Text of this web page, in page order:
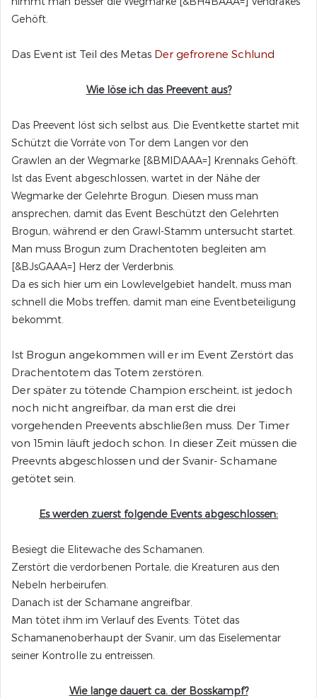
Gehöft.
Das Event ist Teil des Metas Der gefrorene Schlund
Wie löse ich das Preevent aus?
Das Preevent löst sich selbst aus. Die Eventkette startet mit
Schützt die Vorräte von Tor dem Langen vor den
Grawlen an der Wegmarke [&BMIDAAA=] Krennaks Gehöft.
Ist das Event abgeschlossen, wartet in der Nähe der
Wegmarke der Gelehrte Brogun. Diesen muss man
ansprechen, damit das Event Beschützt den Gelehrten
Brogun, während er den Grawl-Stamm untersucht startet.
Man muss Brogun zum Drachentoten begleiten am
[&BJsGAAA=] Herz der Verderbnis.
Da es sich hier um ein Lowlevelgebiet handelt, muss man
schnell die Mobs treffen, damit man eine Eventbeteiligung
bekommt.
Ist Brogun angekommen will er im Event Zerstört das
Drachentotem das Totem zerstören.
Der später zu tötende Champion erscheint, ist jedoch
noch nicht angreifbar, da man erst die drei
vorgehenden Preevents abschließen muss. Der Timer
von 15min läuft jedoch schon. In dieser Zeit müssen die
Preevnts abgeschlossen und der Svanir- Schamane
getötet sein.
Es werden zuerst folgende Events abgeschlossen:
Besiegt die Elitewache des Schamanen
Zerstört die verdorbenen Portale, die Kreaturen aus den
Nebeln herbeirufen
Danach ist der Schamane angreifbar.
Man tötet ihm im Verlauf des Events: Tötet das
Schamanenoberhaupt der Svanir, um das Eiselementar
seiner Kontrolle zu entreissen.
Wie lange dauert ca. der Bosskampf?